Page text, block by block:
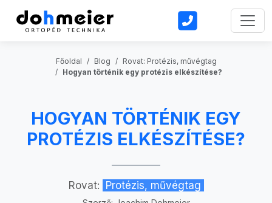
Főoldal Blog
Rovat: Protézis, művégtag
Hogyan történik egy protézis elkészítése?
HOGYAN TÖRTÉNIK EGY
PROTÉZIS ELKÉSZÍTÉSE?
Rovat: Protézis, művégtag